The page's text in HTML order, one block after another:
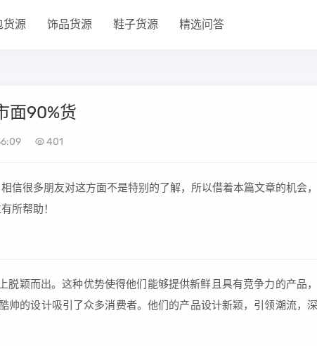
货源 饰品货源 鞋子货源 精选问答
面90%货
401
信很多朋友对这方面不是特别的了解，所以借着本篇文章的机会，
所帮助！
颖而出。这种优势使得他们能够提供新鲜且具有竞争力的产品，
帅的设计吸引了众多消费者。他们的产品设计新颖，引领潮流，深